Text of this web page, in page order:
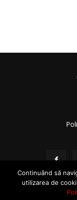
Continuând să
utilizarea de